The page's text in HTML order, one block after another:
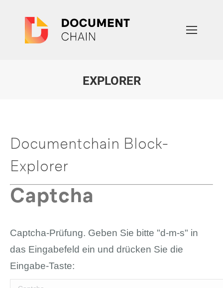
EXPLORER
Documentchain Block-
Explorer
Captcha
Captcha-Prüfung. Geben Sie bitte "d-m-s" in
das Eingabefeld ein und drücken Sie die
Eingabe-Taste: